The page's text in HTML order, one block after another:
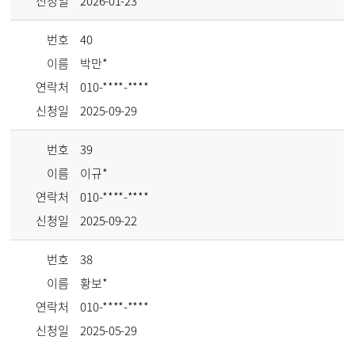
번호
40
이름
박만*
연락처
010-****-****
신청일
2025-09-29
번호
39
이름
이규*
연락처
010-****-****
신청일
2025-09-22
번호
38
이름
황보*
연락처
010-****-****
신청일
2025-05-29